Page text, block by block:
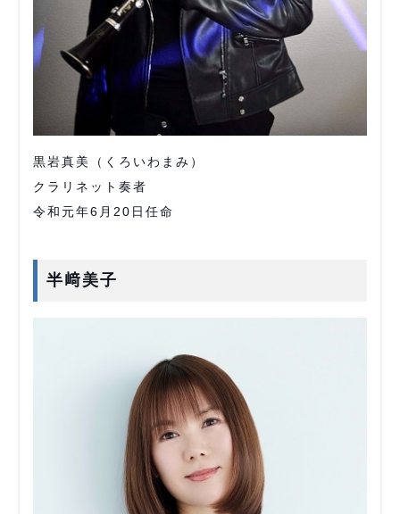
黒岩真美（くろいわまみ）
クラリネット奏者
令和元年6月20日任命
半﨑美子